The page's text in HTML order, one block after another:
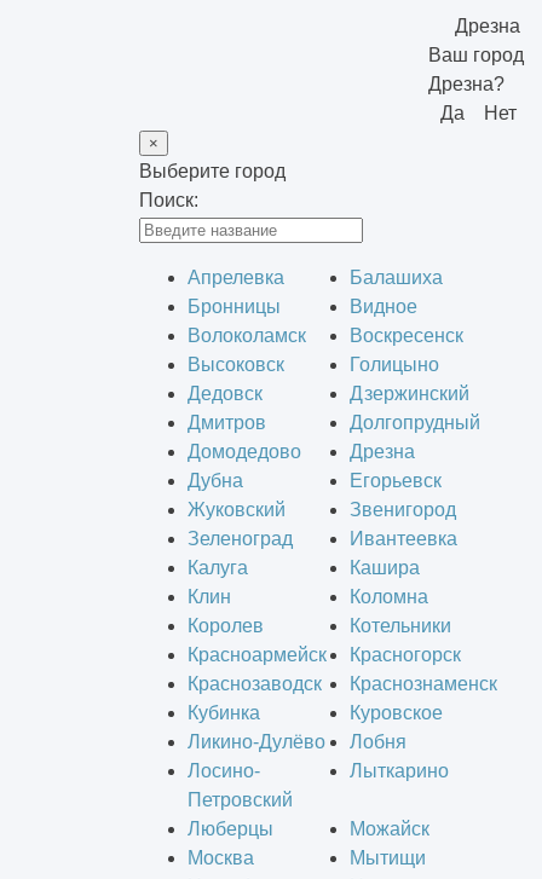
Дрезна
Ваш город
Дрезна?
Да
Нет
×
Выберите город
Поиск:
Апрелевка
Балашиха
Бронницы
Видное
Волоколамск
Воскресенск
Высоковск
Голицыно
Дедовск
Дзержинский
Дмитров
Долгопрудный
Домодедово
Дрезна
Дубна
Егорьевск
Жуковский
Звенигород
Зеленоград
Ивантеевка
Калуга
Кашира
Клин
Коломна
Королев
Котельники
Красноармейск
Красногорск
Краснозаводск
Краснознаменск
Кубинка
Куровское
Ликино-Дулёво
Лобня
Лосино-
Петровский
Лыткарино
Люберцы
Можайск
Москва
Мытищи